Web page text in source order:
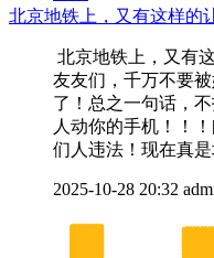
北京地铁上，又有这样的
北京地铁上，又有
友友们，千万不要
了！总之一句话，
人动你的手机！！
们人违法！现在真
2025-10-28 20:32